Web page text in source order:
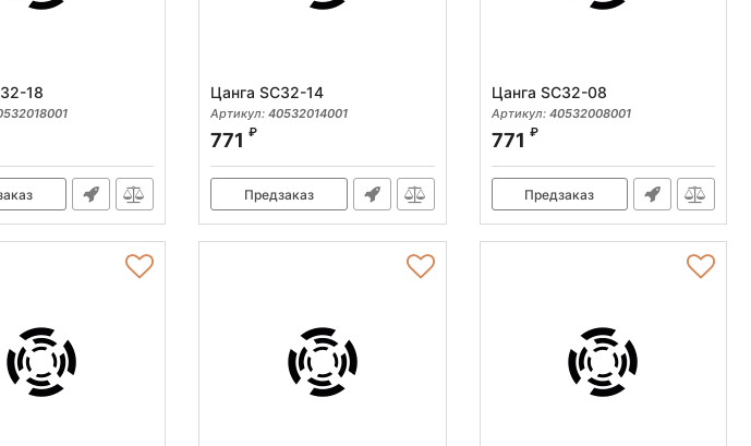
18 Цанга SC32-14
Артикул: 40532014001
771 ₽
Предзаказ
Цанга SC32-08
Артикул: 40532008001
771 ₽
Предзаказ